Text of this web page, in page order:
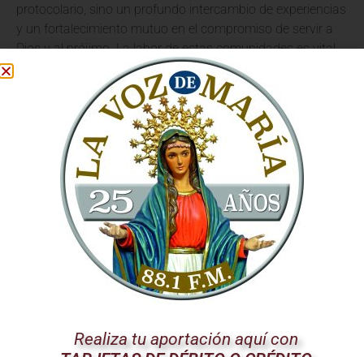
protocolario, sino un profundo intercambio de experiencias
y un fortalecimiento mutuo en el compromiso de servir a
Dios y al prójimo. La labor de estas comunidades es vital
para mantener encendida la llama de la fe en cada rincón.
El Vaticano y su
Compromiso con la
Humanidad
Desde elVaticano, el Papa León XIV impulsa una visión de
la Iglesia que es cercana, compasiva y siempre atenta a
las necesidades de la humanidad. Su pontificado se
caracteriza por un profundo amor pastoral y un
incansable esfuerzo por llevar el mensaje salvífico de
Jesucristo a todos los rincones del planeta.
La visita a Pineda es un claro ejemplo de esta cercanía. El
Santo Padre no solo se dirige a las grandes multitudes,
Realiza tu aportación aquí con